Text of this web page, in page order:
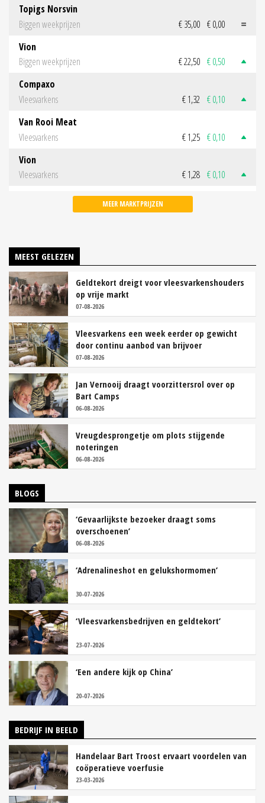
Topigs Norsvin
Biggen weekprijzen
€ 35,00 € 0,00
Vion
Biggen weekprijzen
€ 22,50 € 0,50
Compaxo
Vleesvarkens
€ 1,32 € 0,10
Van Rooi Meat
Vleesvarkens
€ 1,25 € 0,10
Vion
Vleesvarkens
€ 1,28 € 0,10
MEER MARKTPRIJZEN
MEEST GELEZEN
Geldtekort dreigt voor vleesvarkenshouders
op vrije markt
07-08-2026
Vleesvarkens een week eerder op gewicht
door continu aanbod van brijvoer
07-08-2026
Jan Vernooij draagt voorzittersrol over op
Bart Camps
06-08-2026
Vreugdesprongetje om plots stijgende
noteringen
06-08-2026
BLOGS
‘Gevaarlijkste bezoeker draagt soms
overschoenen’
06-08-2026
‘Adrenalineshot en gelukshormomen’
30-07-2026
‘Vleesvarkensbedrijven en geldtekort’
23-07-2026
‘Een andere kijk op China’
20-07-2026
BEDRIJF IN BEELD
Handelaar Bart Troost ervaart voordelen van
coöperatieve voerfusie
23-03-2026